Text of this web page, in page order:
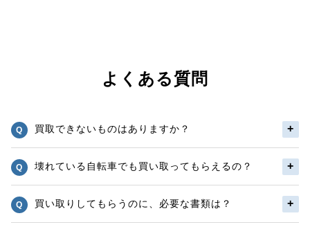
よくある質問
買取できないものはありますか？
壊れている自転車でも買い取ってもらえるの？
買い取りしてもらうのに、必要な書類は？